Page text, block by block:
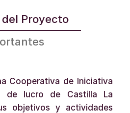
Proyecto
Cooperativa de Iniciativa
de lucro de Castilla La
objetivos y actividades